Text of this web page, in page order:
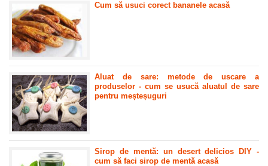
Cum să usuci corect bananele acasă
Aluat de sare: metode de uscare a
produselor - cum se usucă aluatul de sare
pentru meșteșuguri
Sirop de mentă: un desert delicios DIY -
cum să faci sirop de mentă acasă